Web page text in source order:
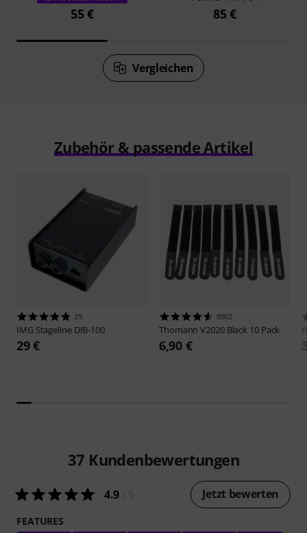
55 € 85 €
Vergleichen
Zubehör & passende Artikel
29
IMG Stageline DIB-100
29 €
8902
ThomannV2020 Black 10 Pack
6,90 €
37 Kundenbewertungen
4.9 Jetzt bewerten
FEATURES